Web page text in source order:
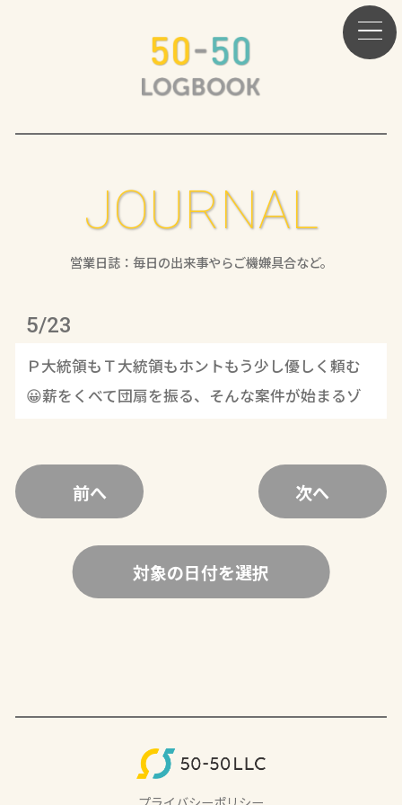
JOURNAL
営業日誌：毎日の出来事やらご機嫌具合など。
5/23
Ｐ大統領もＴ大統領もホントもう少し優しく頼む
😀薪をくべて団扇を振る、そんな案件が始まるゾ
前へ 次へ
対象の日付を選択